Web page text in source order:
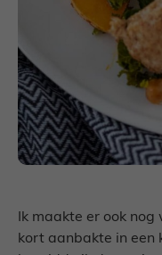
Ik maakte er ook
kort aanbakte in een